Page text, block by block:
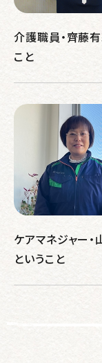
介護職員・齊藤
こと
ケアマネジャー
ということ